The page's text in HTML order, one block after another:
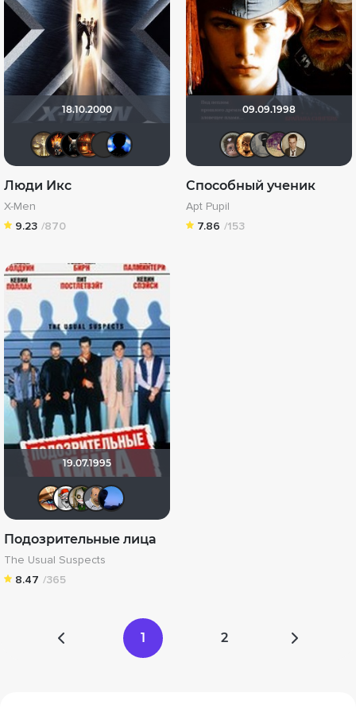
18.10.2000
Gautama Buddha
DeoniSG85Фрэнк Пинатра
Galiaph
Люди Икс
X-Men
9.23 /870
09.09.1998
Калура
Способный ученик
Apt Pupil
7.86 /153
19.07.1995
Наташа Фил
Подозрительные лица
The Usual Suspects
8.47 /365
1 2